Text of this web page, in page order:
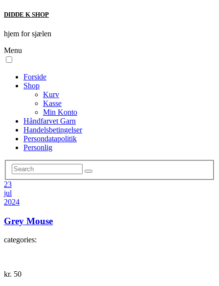
DIDDE K SHOP
hjem for sjælen
Menu
Forside
Shop
Kurv
Kasse
Min Konto
Håndfarvet Garn
Handelsbetingelser
Persondatapolitik
Personlig
23
jul
2024
Grey Mouse
categories:
kr. 50